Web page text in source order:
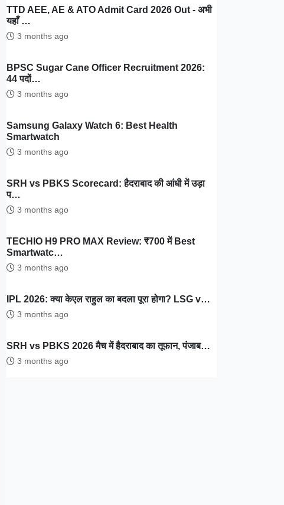
TTD AEE, AE & ATO Admit Card 2026 Out - अभी
यहाँ …
3 months ago
BPSC Sugar Cane Officer Recruitment 2026:
44 पदों…
3 months ago
Samsung Galaxy Watch 6: Best Health
Smartwatch
3 months ago
SRH vs PBKS Scorecard: हैदराबाद की आंधी में उड़ा
प…
3 months ago
TECHIO H9 PRO MAX Review: ₹700 में Best
Smartwatc…
3 months ago
IPL 2026: क्या केएल राहुल का बदला पूरा होगा? LSG v…
3 months ago
SRH vs PBKS 2026 मैच में हैदराबाद का तूफान, पंजाब…
3 months ago